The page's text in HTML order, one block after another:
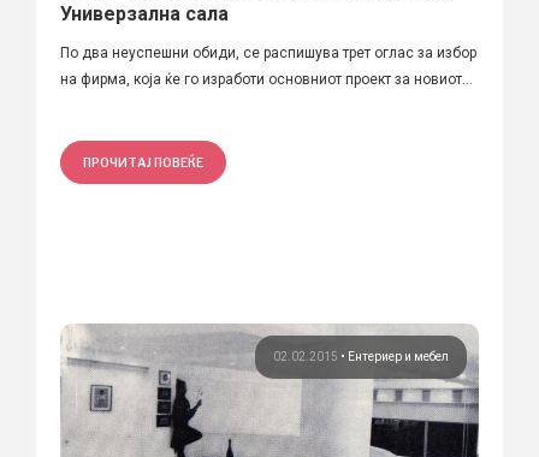
Универзална сала
По два неуспешни обиди, се распишува трет оглас за избор
на фирма, која ќе го изработи основниот проект за новиот...
ПРОЧИТАЈ ПОВЕЌЕ
02.02.2015 • Ентериер и мебел